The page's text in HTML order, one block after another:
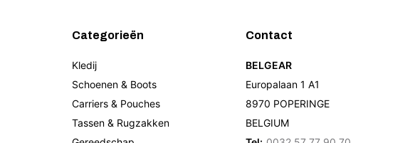
Categorieën
Kledij
Schoenen & Boots
Carriers & Pouches
Tassen & Rugzakken
Contact
BELGEAR
Europalaan 1 A1
8970 POPERINGE
BELGIUM